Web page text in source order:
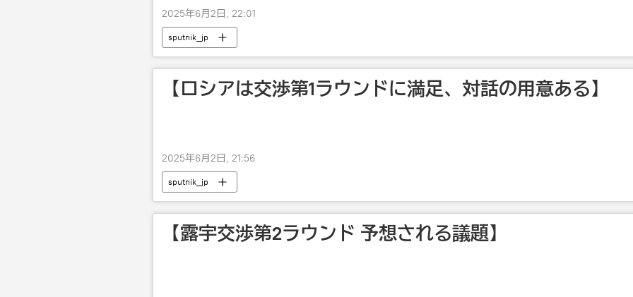
2025年6月2日, 22:01
sputnik_jp
【ロシアは交渉第1ラウンドに満足、対話の用意ある】
2025年6月2日, 21:56
sputnik_jp
【露宇交渉第2ラウンド 予想される議題】